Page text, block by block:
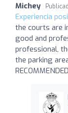
Michey
Experiencia
the courts are
good and
professional,
the parking
RECOMMENDED